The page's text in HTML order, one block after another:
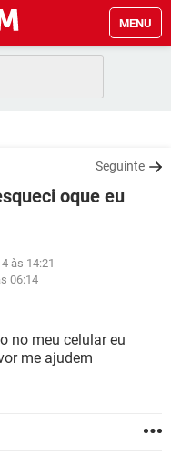
MENU
Seguinte
oque eu
às 14:21
06:14
no meu celular eu
me ajudem